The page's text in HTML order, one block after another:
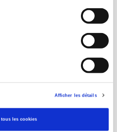
Afficher les détails
les cookies
des idées